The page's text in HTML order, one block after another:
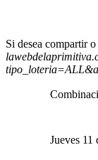
Si desea compartir
Jueves 11